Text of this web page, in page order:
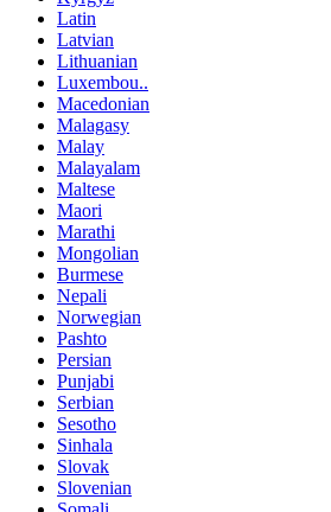
Latin
Latvian
Lithuanian
Luxembou..
Macedonian
Malagasy
Malay
Malayalam
Maltese
Maori
Marathi
Mongolian
Burmese
Nepali
Norwegian
Pashto
Persian
Punjabi
Serbian
Sesotho
Sinhala
Slovak
Slovenian